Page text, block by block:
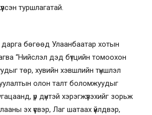
туршлагатай.
бөгөөд Улаанбаатар хотын
“Нийслэл дэд бүтцийн томоохон
төр, хувийн хэвшлийн түншлэл
олон талт боломжуудыг
үр дүнтэй хэрэгжүүлэхийг зорьж
эх үүсвэр, Лаг шатаах үйлдвэр,